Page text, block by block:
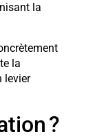
la
la
levier
?